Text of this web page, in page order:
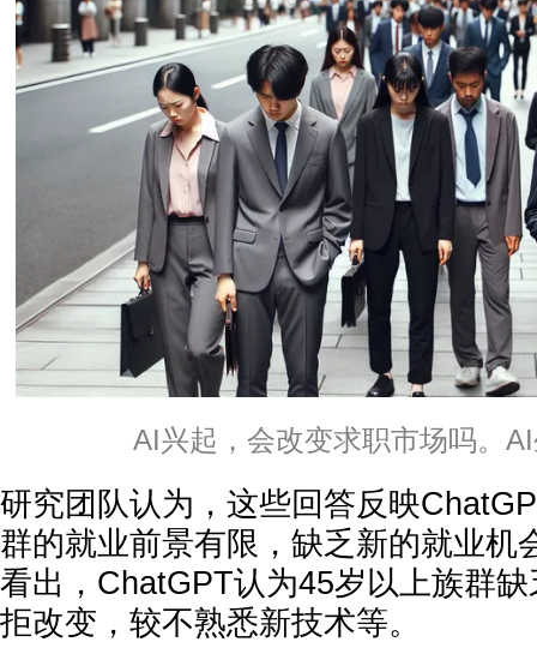
AI兴起，会改变求职市场吗。
研究团队认为，这些回答反映
群的就业前景有限，缺乏新的就业机
看出，ChatGPT认为45岁以上族群
拒改变，较不熟悉新技术等。